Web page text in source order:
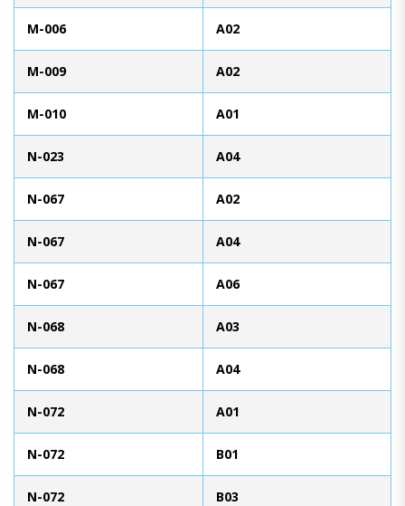
M-006 A02
M-009 A02
M-010 A01
N-023 A04
N-067 A02
N-067 A04
N-067 A06
N-068 A03
N-068 A04
N-072 A01
N-072 B01
N-072 B03